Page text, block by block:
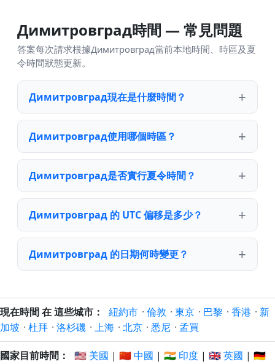
Димитровград時間 — 常見問題
答案每次請求根據Димитровград當前本地時間、時區及夏
令時間狀態更新。
Димитровград現在是什麼時間？
Димитровград使用哪個時區？
Димитровград是否實行夏令時間？
Димитровград 的 UTC 偏移是多少？
Димитровград 的日期何時變更？
現在時間 在 這些城市： 紐約市 · 倫敦 · 東京 · 巴黎 · 香港 · 新
加坡 · 杜拜 · 洛杉磯 · 上海 · 北京 · 悉尼 · 孟買
國家目前時間： 🇺🇸 美國 | 🇨🇳 中國 | 🇮🇳 印度 | 🇬🇧 英國 | 🇩🇪